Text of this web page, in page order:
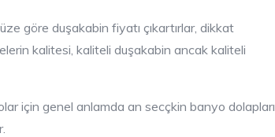
göre duşakabin fiyatı çıkartırlar, dikkat
kalitesi, kaliteli duşakabin ancak kaliteli
için genel anlamda an secçkin banyo dolapları